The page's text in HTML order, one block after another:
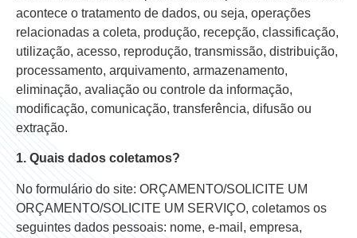
acontece o tratamento de dados, ou seja, operações
relacionadas a coleta, produção, recepção, classificação,
utilização, acesso, reprodução, transmissão, distribuição,
processamento, arquivamento, armazenamento,
eliminação, avaliação ou controle da informação,
modificação, comunicação, transferência, difusão ou
extração.
1. Quais dados coletamos?
No formulário do site: ORÇAMENTO/SOLICITE UM
ORÇAMENTO/SOLICITE UM SERVIÇO, coletamos os
seguintes dados pessoais: nome, e-mail, empresa,